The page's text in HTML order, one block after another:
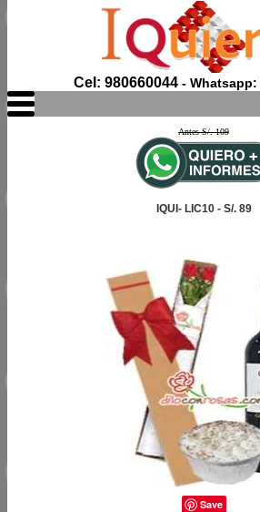
Cel: 980660044- Whatsapp:
Antes S/. 109
IQUI- LIC10 - S/. 89
Save